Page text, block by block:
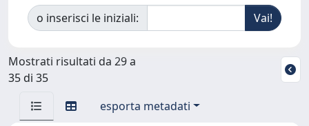
o inserisci le iniziali:
Mostrati risultati da 29 a
35 di 35
esporta metadati